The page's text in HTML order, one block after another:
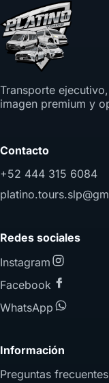
Transporte
imagen premium y
Contacto
+52 444 315 6084
Redes sociales
Instagram
Facebook
WhatsApp
Información
Preguntas frecuentes